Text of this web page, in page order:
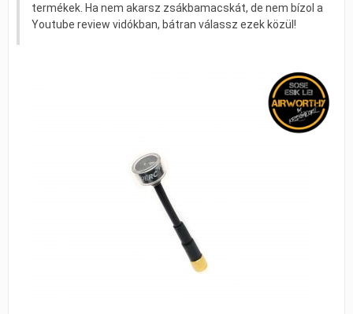
termékek. Ha nem akarsz zsákbamacskát, de nem bízol a
Youtube review vidókban, bátran válassz ezek közül!